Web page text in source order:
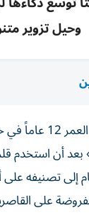
وحيل تزوير
نجح طفل يبلغ
بعد أن
على